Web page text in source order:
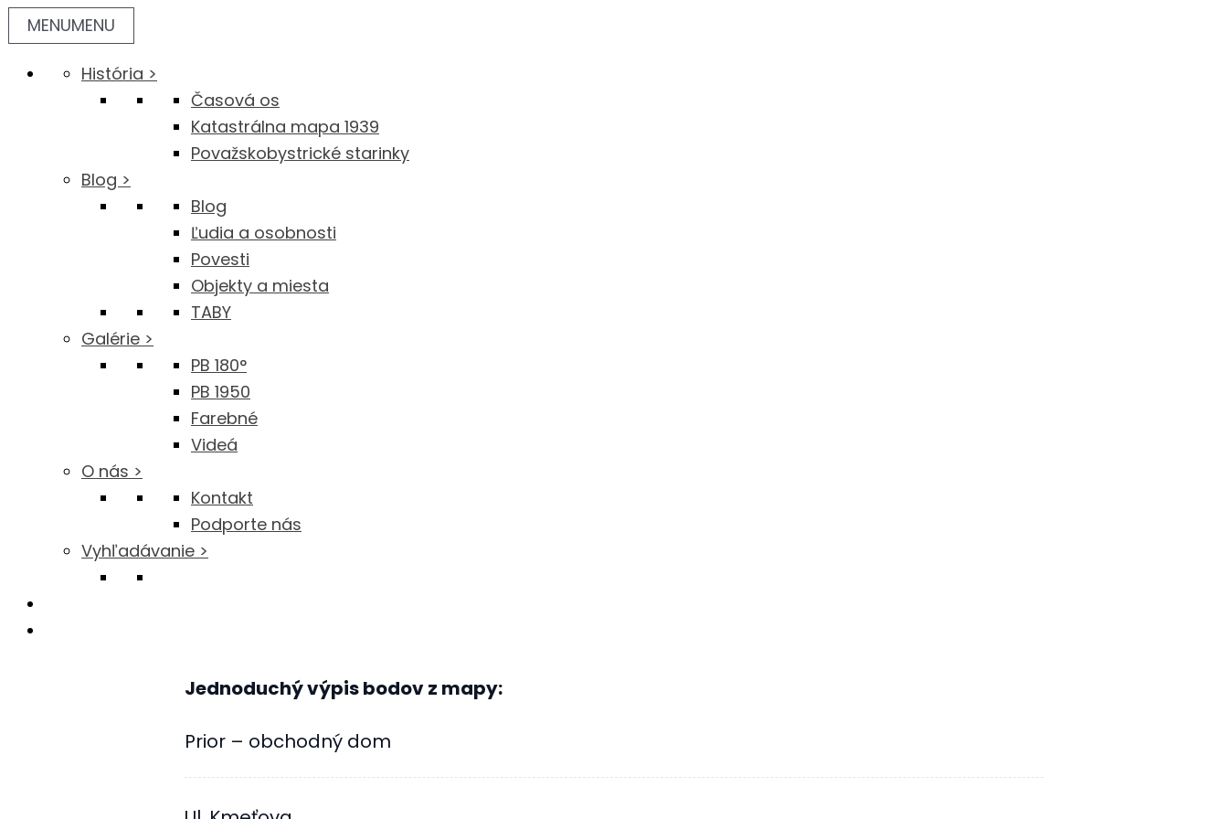
Preskočiť
na
obsah
MENUMENU
História >
Časová os
Katastrálna mapa 1939
Považskobystrické starinky
Blog >
Blog
Ľudia a osobnosti
Povesti
Objekty a miesta
TABY
Galérie >
PB 180°
PB 1950
Farebné
Videá
O nás >
Kontakt
Podporte nás
Vyhľadávanie >
Jednoduchý výpis bodov z mapy:
Prior – obchodný dom